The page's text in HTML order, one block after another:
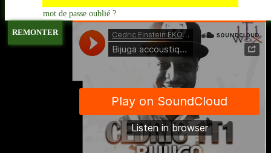
mot de passe oublié ?
REMONTER